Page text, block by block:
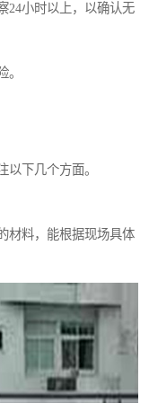
24小时以上，以确认无
下几个方面。
材料，能根据现场具体